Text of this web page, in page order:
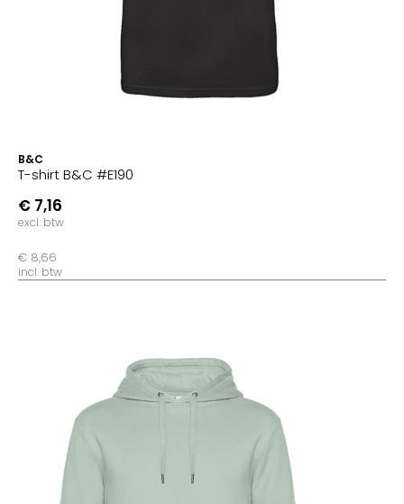
B&C
T-shirt B&C #E190
€ 7,16
excl. btw
€ 8,66
incl. btw